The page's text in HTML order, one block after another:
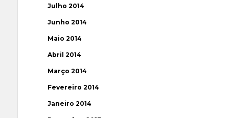
Julho 2014
Junho 2014
Maio 2014
Abril 2014
Março 2014
Fevereiro 2014
Janeiro 2014